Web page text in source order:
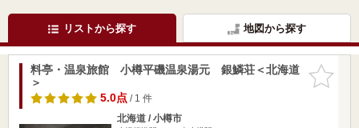
リストから探す 地図から探す
お気に入
りに追加
料亭・温泉旅館 小樽平磯温泉湯元 銀鱗荘＜北海道
＞
5.0点/ 1 件
北海道 / 小樽市